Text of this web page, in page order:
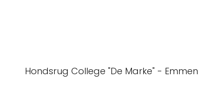
Hondsrug College "De Marke" - Emmen